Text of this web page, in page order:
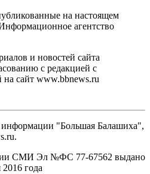
на настоящем
агентство
и новостей сайта
с редакцией с
на сайт www.bbnews.ru
информации "Большая Балашиха",
СМИ Эл №ФС ‎77-67562 выдано
года